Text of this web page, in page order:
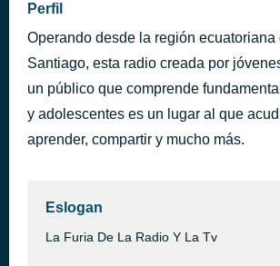
Perfil
Operando desde la región ecuatoriana
Santiago, esta radio creada por
un público que comprende
y adolescentes es un lugar al que
aprender, compartir y mucho más.
Eslogan
La Furia De La Radio Y La Tv